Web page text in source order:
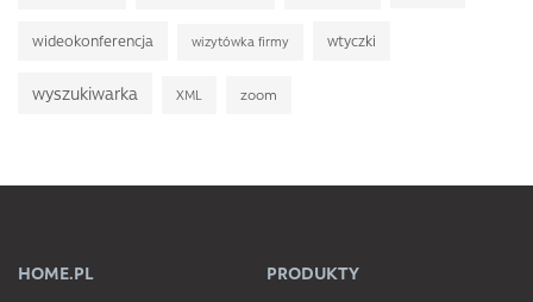
wideokonferencja wizytówka firmy wtyczki
wyszukiwarka XML zoom
HOME.PL PRODUKTY